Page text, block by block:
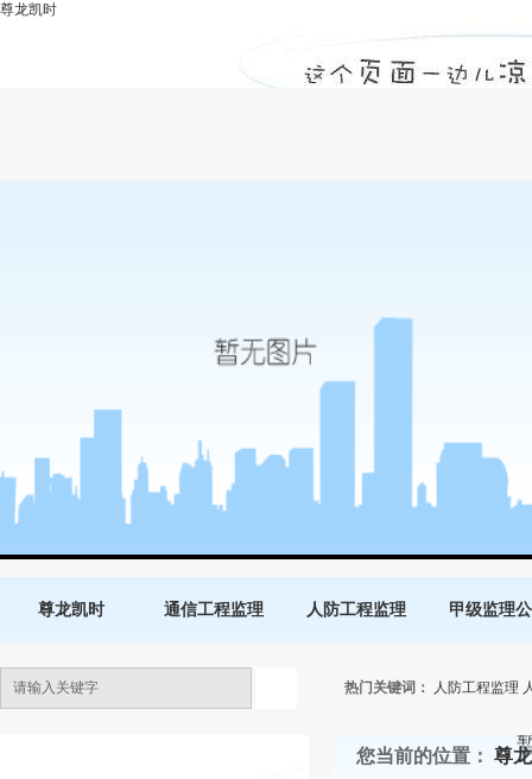
水利水电工程监理中混凝土施工管理重点-
尊龙凯时
尊龙凯时 通信工程监理 人防工程监理 甲级监理
热门关键词： 人防工程监理
您当前的位置： 尊